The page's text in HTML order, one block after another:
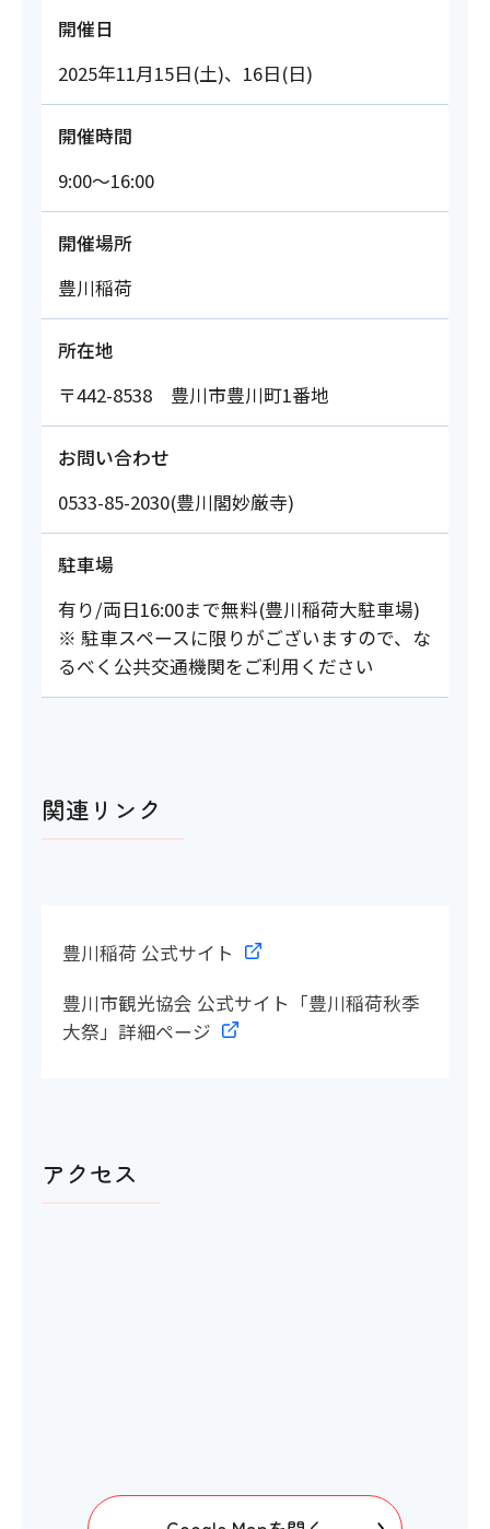
開催日
2025年11月15日(土)、16日(日)
開催時間
9:00～16:00
開催場所
豊川稲荷
所在地
〒442-8538 豊川市豊川町1番地
お問い合わせ
0533-85-2030(豊川閣妙厳寺)
駐車場
有り/両日16:00まで無料(豊川稲荷大駐車場)
※ 駐車スペースに限りがございますので、な
るべく公共交通機関をご利用ください
関連リンク
豊川稲荷 公式サイト
豊川市観光協会 公式サイト「豊川稲荷秋季
大祭」詳細ページ
アクセス